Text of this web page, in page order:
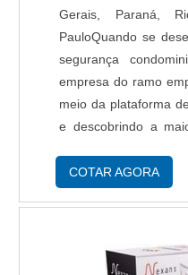
Gerais, Paraná,
PauloQuando se
segurança
empresa do ramo
meio da plataforma
e descobrindo a
que o serviço deve
prejuízos com
COTAR AGORA